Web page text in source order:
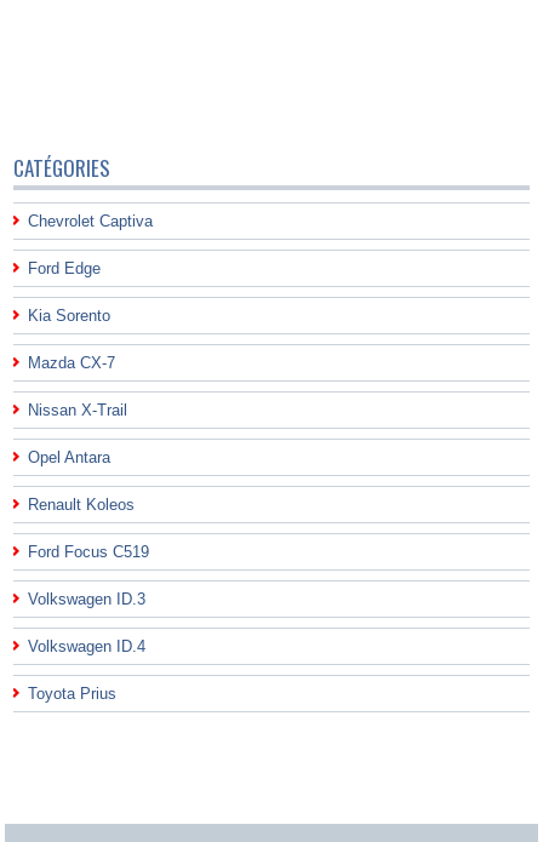
CATÉGORIES
Chevrolet Captiva
Ford Edge
Kia Sorento
Mazda CX-7
Nissan X-Trail
Opel Antara
Renault Koleos
Ford Focus C519
Volkswagen ID.3
Volkswagen ID.4
Toyota Prius